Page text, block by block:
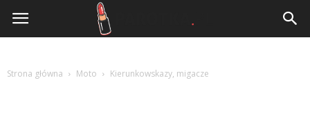
www.parotka.pl
Strona główna Moto Kierunkowskazy, migacze